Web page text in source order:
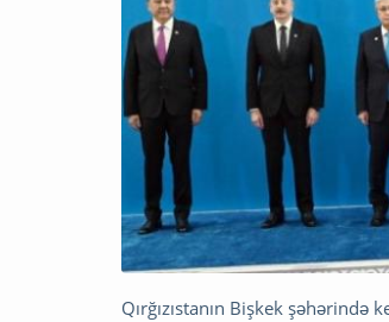
Qırğızıstanın Bişkek şəhərində